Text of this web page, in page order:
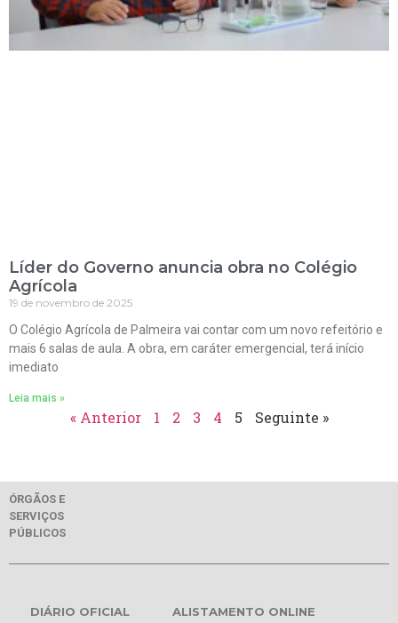
Líder do Governo anuncia obra no Colégio
Agrícola
19 de novembro de 2025
O Colégio Agrícola de Palmeira vai contar com um novo refeitório e
mais 6 salas de aula. A obra, em caráter emergencial, terá início
imediato
Leia mais »
« Anterior 1 2 3 4 5 Seguinte »
ÓRGÃOS E
SERVIÇOS
PÚBLICOS
DIÁRIO OFICIAL ALISTAMENTO ONLINE